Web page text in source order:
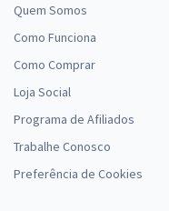
Quem Somos
Como Funciona
Como Comprar
Loja Social
Programa de Afiliados
Trabalhe Conosco
Preferência de Cookies